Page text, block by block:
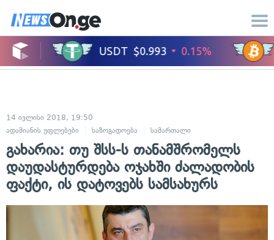
14 ივლისი 2018, 19:50
ადამიანის უფლებები
საზოგადოება სამართალი
გახარია: თუ შსს-ს თანამშრომელს
დაუდასტურდება ოჯახში ძალადობის
ფაქტი, ის დატოვებს სამსახურს